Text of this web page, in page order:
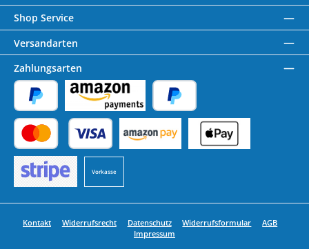
Shop Service
Versandarten
Zahlungsarten
PayPal Amazon Pay Später Bezahlen
Kredit- oder Debitkarte
Vorkasse
Benutzerdefiniertes Bild 1
Kontakt Widerrufsrecht Datenschutz Widerrufsformular
AGB
Impressum